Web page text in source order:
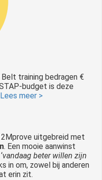
training bedragen €
budget is deze
Lees meer >
uitgebreid met
. Een mooie aanwinst
vandaag beter willen zijn
in om, zowel bij anderen
erin zit.